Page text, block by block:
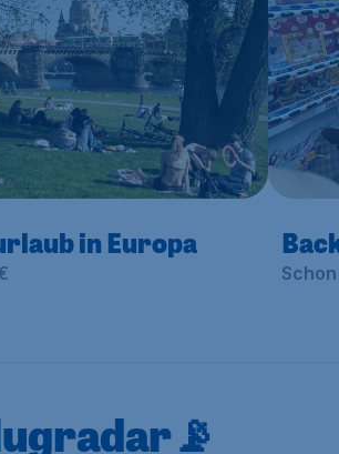
in Europa